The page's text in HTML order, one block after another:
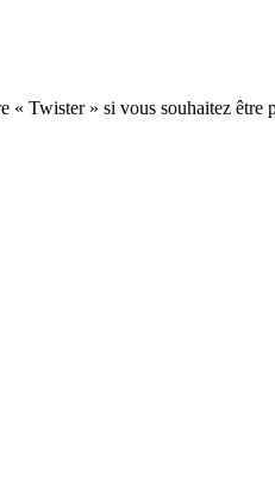
« Twister » si vous souhaitez être